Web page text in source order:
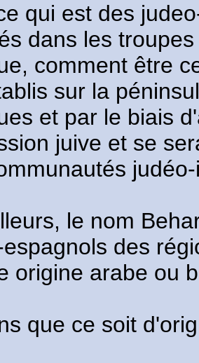
qui est des
dans les
comment être
sur la
et par le biais
juive et se
le nom
des
origine arabe ou
que ce soit